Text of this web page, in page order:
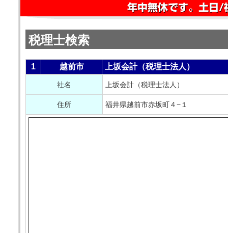
税理士検索
1 越前市 上坂会計（税理士法人）
社名 上坂会計（税理士法人）
住所 福井県越前市赤坂町４−１